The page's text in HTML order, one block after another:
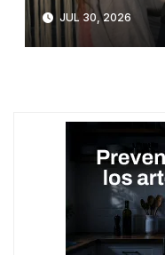
JUL 30, 2026